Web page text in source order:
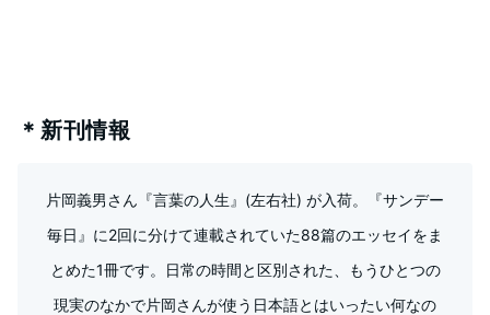
＊新刊情報
片岡義男さん『言葉の人生』(左右社) が入荷。『サンデー
毎日』に2回に分けて連載されていた88篇のエッセイをま
とめた1冊です。日常の時間と区別された、もうひとつの
現実のなかで片岡さんが使う日本語とはいったい何なの